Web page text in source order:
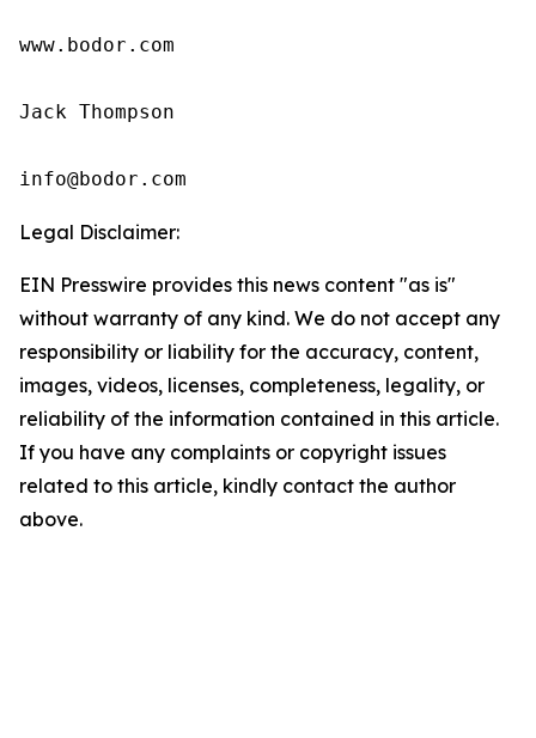
www.bodor.com
Jack Thompson
info@bodor.com
Legal Disclaimer:
EIN Presswire provides this news content "as is"
without warranty of any kind. We do not accept any
responsibility or liability for the accuracy, content,
images, videos, licenses, completeness, legality, or
reliability of the information contained in this article.
If you have any complaints or copyright issues
related to this article, kindly contact the author
above.